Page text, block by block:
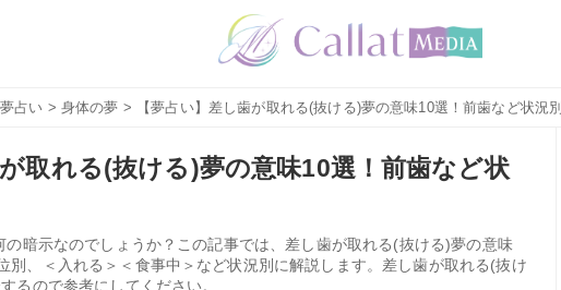
夢占い > 身体の夢 > 【夢占い】差し歯が取れる(抜ける)夢の意味10選！前歯など状況別
が取れる(抜ける)夢の意味10選！前歯など状
暗示なのでしょうか？この記事では、差し歯が取れる(抜ける)夢の意味
別、＜入れる＞＜食事中＞など状況別に解説します。差し歯が取れる(抜け
るので参考にしてください。